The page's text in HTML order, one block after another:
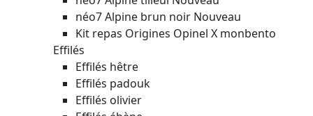
néo7 Alpine brun noir Nouveau
Kit repas Origines Opinel X monbento
Effilés
Effilés hêtre
Effilés padouk
Effilés olivier